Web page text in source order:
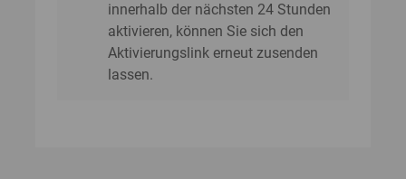
innerhalb der nächsten 24 Stunden
aktivieren, können Sie sich den
Aktivierungslink erneut zusenden
lassen.